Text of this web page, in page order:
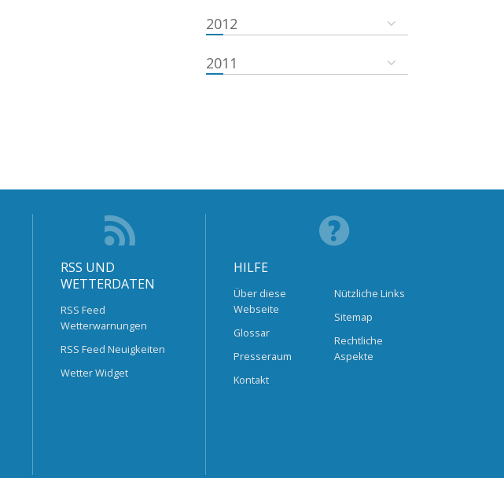
2012
2011
RSS UND
WETTERDATEN
RSS Feed
Wetterwarnungen
RSS Feed Neuigkeiten
Wetter Widget
HILFE
Über diese
Webseite
Glossar
Presseraum
Kontakt
Nützliche Links
Sitemap
Rechtliche
Aspekte